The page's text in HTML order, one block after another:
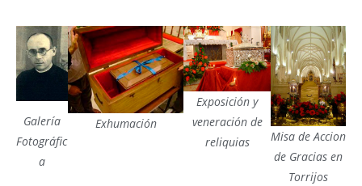
Galería
Fotográfic
a
Exhumación
Exposición y
veneración de
reliquias
Misa de Accion
de Gracias en
Torrijos